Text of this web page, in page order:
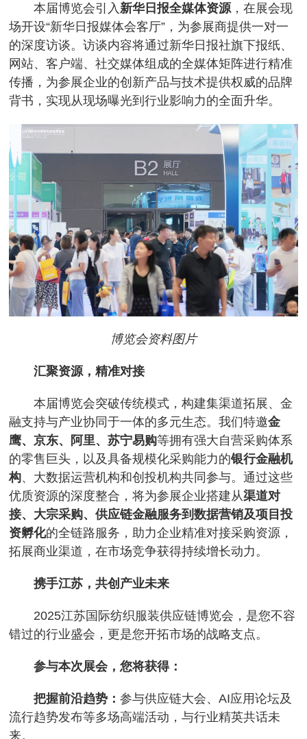
本届博览会引入新华日报全媒体资源，在展会现
场开设“新华日报媒体会客厅”，为参展商提供一对一
的深度访谈。访谈内容将通过新华日报社旗下报纸、
网站、客户端、社交媒体组成的全媒体矩阵进行精准
传播，为参展企业的创新产品与技术提供权威的品牌
背书，实现从现场曝光到行业影响力的全面升华。
博览会资料图片
汇聚资源，精准对接
本届博览会突破传统模式，构建集渠道拓展、金
融支持与产业协同于一体的多元生态。我们特邀金
鹰、京东、阿里、苏宁易购等拥有强大自营采购体系
的零售巨头，以及具备规模化采购能力的银行金融机
构、大数据运营机构和创投机构共同参与。通过这些
优质资源的深度整合，将为参展企业搭建从渠道对
接、大宗采购、供应链金融服务到数据营销及项目投
资孵化的全链路服务，助力企业精准对接采购资源，
拓展商业渠道，在市场竞争获得持续增长动力。
携手江苏，共创产业未来
2025江苏国际纺织服装供应链博览会，是您不容
错过的行业盛会，更是您开拓市场的战略支点。
参与本次展会，您将获得：
把握前沿趋势：参与供应链大会、AI应用论坛及
流行趋势发布等多场高端活动，与行业精英共话未
来。